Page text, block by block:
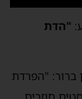
"הדת
ברור: "הפרדת